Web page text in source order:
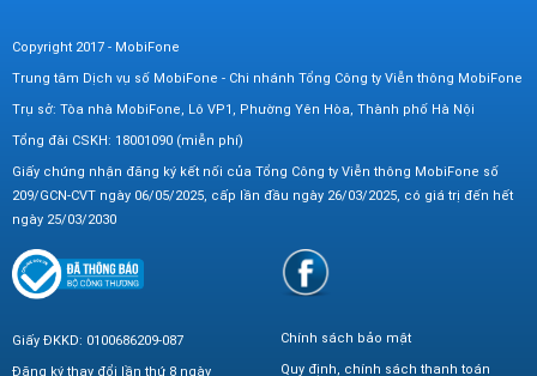
Copyright 2017 - MobiFone
Trung tâm Dịch vụ số MobiFone - Chi nhánh Tổng Công ty Viễn thông MobiFone
Trụ sở: Tòa nhà MobiFone, Lô VP1, Phường Yên Hòa, Thành phố Hà Nội
Tổng đài CSKH: 18001090 (miễn phí)
Giấy chứng nhận đăng ký kết nối của Tổng Công ty Viễn thông MobiFone số
209/GCN-CVT ngày 06/05/2025, cấp lần đầu ngày 26/03/2025, có giá trị đến hết
ngày 25/03/2030
Giấy ĐKKD: 0100686209-087
Đăng ký thay đổi lần thứ 8 ngày
Chính sách bảo mật
Quy định, chính sách thanh toán